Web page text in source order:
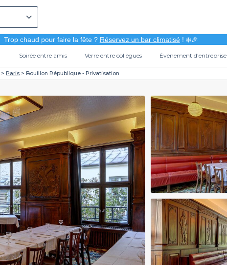
Trop chaud pour faire la fête ? Réservez un bar climatisé! ❄️🎉
Soirée entre amis Verre entre collègues Évènement d'entreprise
Paris Bouillon République - Privatisation